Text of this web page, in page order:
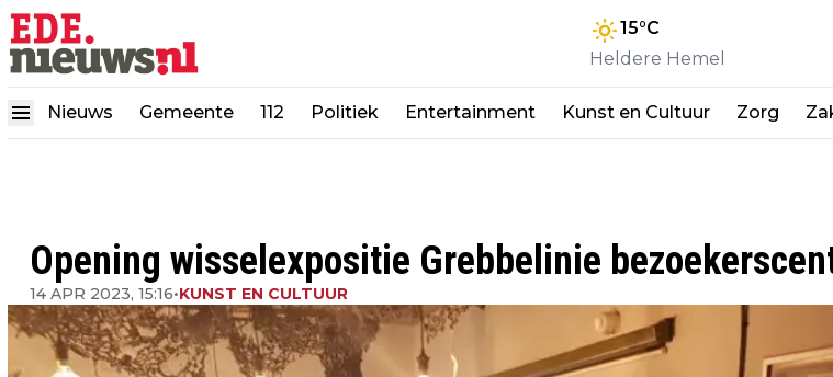
15°C
Heldere Hemel
Nieuws Gemeente 112 Politiek Entertainment Kunst en Cultuur Zorg
Opening wisselexpositie Grebbelinie
14 APR 2023, 15:16•KUNST EN CULTUUR